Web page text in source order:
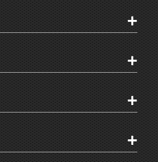
+
+
+
+